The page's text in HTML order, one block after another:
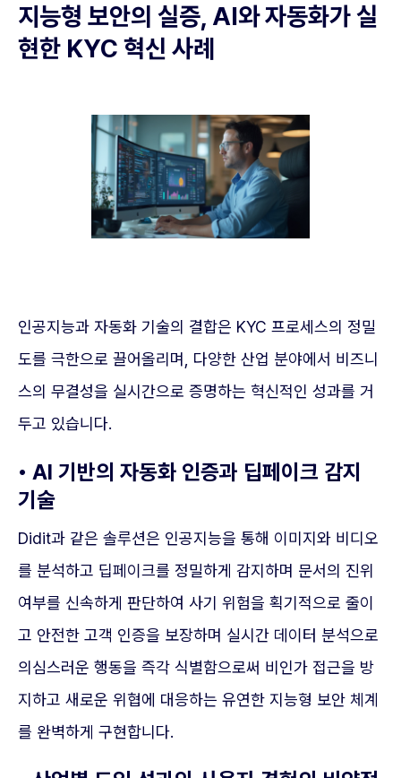
지능형 보안의 실증, AI와 자동화가 실
현한 KYC 혁신 사례
인공지능과 자동화 기술의 결합은 KYC 프로세스의 정밀
도를 극한으로 끌어올리며, 다양한 산업 분야에서 비즈니
스의 무결성을 실시간으로 증명하는 혁신적인 성과를 거
두고 있습니다.
• AI 기반의 자동화 인증과 딥페이크 감지
기술
Didit과 같은 솔루션은 인공지능을 통해 이미지와 비디오
를 분석하고 딥페이크를 정밀하게 감지하며 문서의 진위
여부를 신속하게 판단하여 사기 위험을 획기적으로 줄이
고 안전한 고객 인증을 보장하며 실시간 데이터 분석으로
의심스러운 행동을 즉각 식별함으로써 비인가 접근을 방
지하고 새로운 위협에 대응하는 유연한 지능형 보안 체계
를 완벽하게 구현합니다.